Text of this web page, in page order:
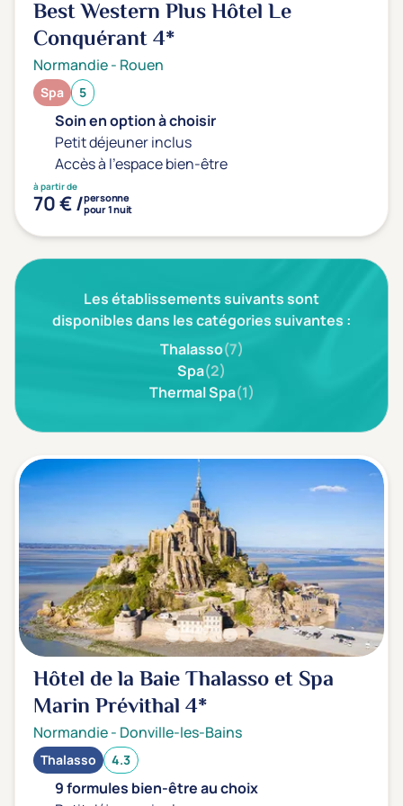
Transports & hébergement
Soins sans hébergement
Offre séjour + vol inclus
Best Western Plus Hôtel Le
Conquérant4*
Normandie- Rouen
Spa 5
Soin en option à choisir
Petit déjeuner inclus
Accès à l'espace bien-être
à partir de
70 € /personne
pour 1 nuit
Les établissements suivants sont
disponibles dans les catégories suivantes :
Thalasso(7)
Spa(2)
Thermal Spa(1)
Hôtel de la Baie Thalasso et Spa
Marin Prévithal4*
Normandie- Donville-les-Bains
Thalasso 4.3
9 formules bien-être au choix